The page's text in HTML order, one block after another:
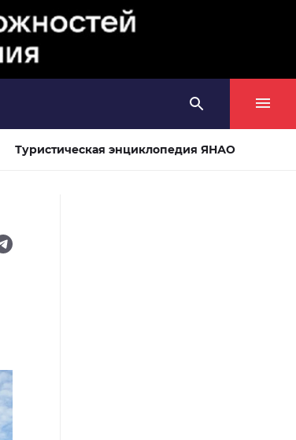
Туристическая энциклопедия ЯНАО